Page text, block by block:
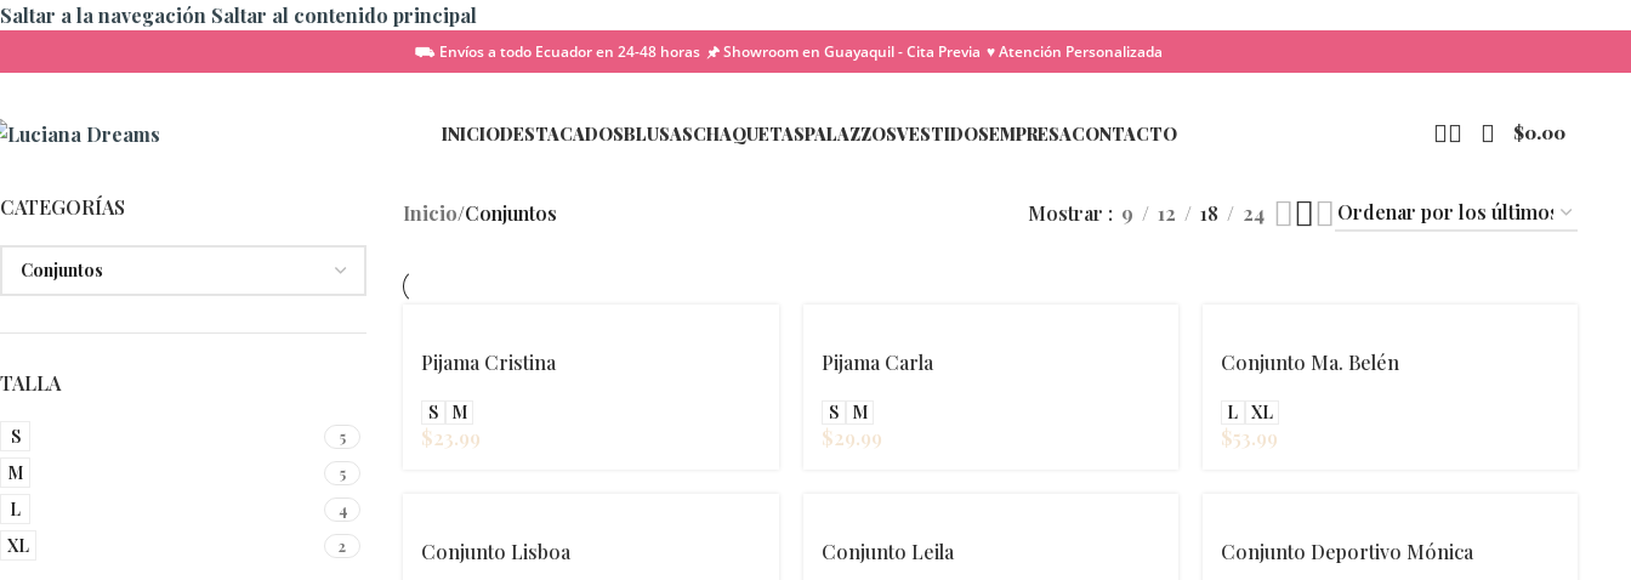
Saltar a la navegación Saltar al contenido principal
⛟ Envíos a todo Ecuador en 24-48 horas 🖈 Showroom en Guayaquil - Cita Previa ♥ Atención Personalizada
INICIODESTACADOSBLUSASCHAQUETASPALAZZOSVESTIDOSEMPRESACONTACTO $0.00
CATEGORÍAS
TALLA
S 5
M 5
L 4
XL 2
Inicio/Conjuntos Mostrar 9 12 18 24
Pijama Cristina
S M
$23.99
Pijama Carla
S M
$29.99
Conjunto Ma. Belén
L XL
$53.99
Conjunto Lisboa Conjunto Leila Conjunto Deportivo Mónica